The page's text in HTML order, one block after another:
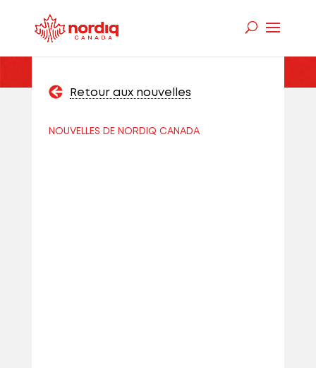
Retour aux nouvelles
NOUVELLES DE NORDIQ CANADA